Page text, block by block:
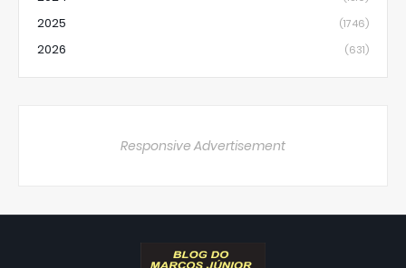
2025 (1746)
2026 (631)
Responsive Advertisement